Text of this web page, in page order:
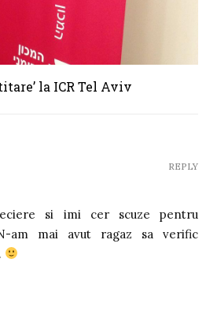
la ICR Tel Aviv
si imi cer scuze pentru
am mai avut ragaz sa verific
REPLY